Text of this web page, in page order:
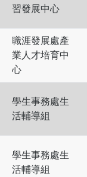
習發展中心
職涯發展處產
業人才培育中
心
學生事務處生
活輔導組
學生事務處生
活輔導組